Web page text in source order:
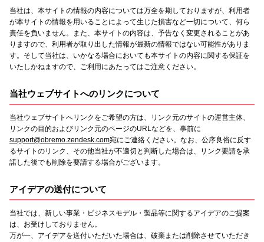
当社は、本サイトの情報の内容については万全を期しておりますが、利用者
が本サイトの情報を用いることによって生じた損害など一切について、何ら
責任を負いません。また、本サイトの内容は、予告なく変更されることがあ
りますので、利用者が取り出した情報が最新の情報ではない可能性がありま
す。そして当社は、いかなる場合においても本サイトの内容に関する保証を
いたしかねますので、ご利用にあたってはご注意ください。
当社ウェブサイトへのリンクについて
当社ウェブサイトへリンクをご希望の方は、リンク元のサイトの運営主体、
リンクの目的およびリンク元のページのURLなどを、事前に
support@obremo.zendesk.com宛にご連絡ください。なお、公序良俗に反す
るサイトのリンク、その他当社が不適切と判断した場合は、リンク要請を承
諾した後でも削除を要請する場合がございます。
アイデアの送付について
当社では、新しい事業・ビジネスモデル・製品等に関するアイデアのご提案
は、お受けしておりません。
万が一、アイデアを送付いただいた場合は、破棄または削除させていただき